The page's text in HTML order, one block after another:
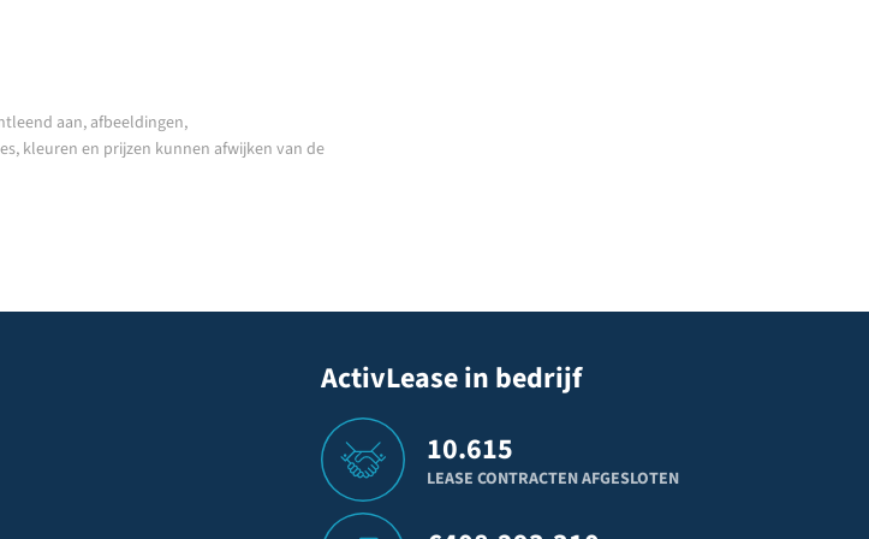
aan, afbeeldingen,
kleuren en prijzen kunnen afwijken van de
ActivLease in bedrijf
10.615
LEASE CONTRACTEN AFGESLOTEN